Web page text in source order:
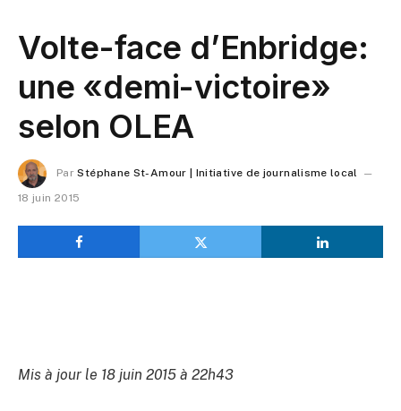
Volte-face d’Enbridge:
une «demi-victoire»
selon OLEA
Par Stéphane St-Amour | Initiative de journalisme local
18 juin 2015
Mis à jour le 18 juin 2015 à 22h43